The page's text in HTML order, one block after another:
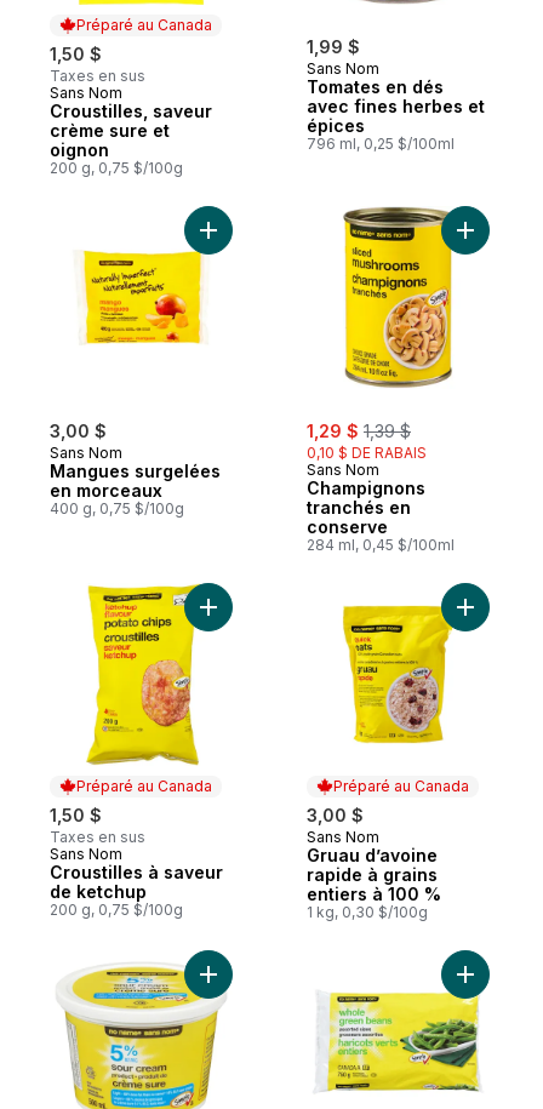
Préparé au Canada
1,50 $
Taxes en sus
Préparé au Canada
Sans Nom
Croustilles, saveur
crème sure et
oignon
200 g, 0,75 $/100g
1,99 $
Sans Nom
Tomates en dés
avec fines herbes et
épices
796 ml, 0,25 $/100ml
3,00 $
Sans Nom
Mangues surgelées
en morceaux
400 g, 0,75 $/100g
Ajouter Mangues surgelées en morceaux
sale:
1,29 $ , formerly:
1,39 $
0,10 $ DE RABAIS
Sans Nom
Champignons
tranchés en
conserve
284 ml, 0,45 $/100ml
Ajouter
Préparé au Canada
1,50 $
Taxes en sus
Préparé au Canada
Sans Nom
Croustilles à saveur
de ketchup
200 g, 0,75 $/100g
Ajouter Croustilles à saveur de ketchup
Préparé au Canada
3,00 $
Préparé au Canada
Sans Nom
Gruau d’avoine
rapide à grains
entiers à 100 %
1 kg, 0,30 $/100g
Ajouter
Ajouter Crème sure légère, 5 % M.G. au
Ajouter